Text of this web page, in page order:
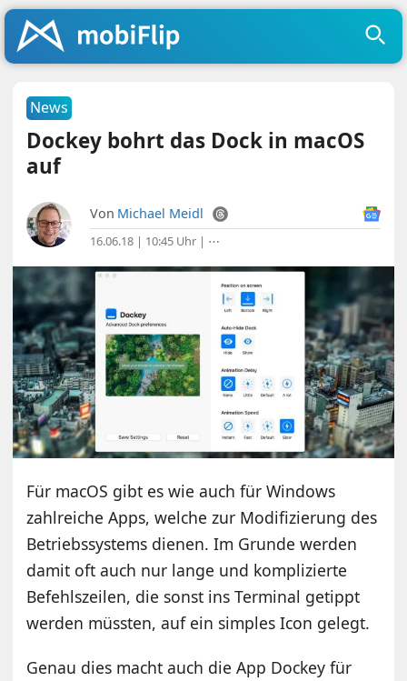
News
Dockey bohrt das Dock in macOS
auf
Von Michael Meidl
16.06.18 | 10:45 Uhr | ⋯
Für macOS gibt es wie auch für Windows
zahlreiche Apps, welche zur Modifizierung des
Betriebssystems dienen. Im Grunde werden
damit oft auch nur lange und komplizierte
Befehlszeilen, die sonst ins Terminal getippt
werden müssten, auf ein simples Icon gelegt.
Genau dies macht auch die App Dockey für